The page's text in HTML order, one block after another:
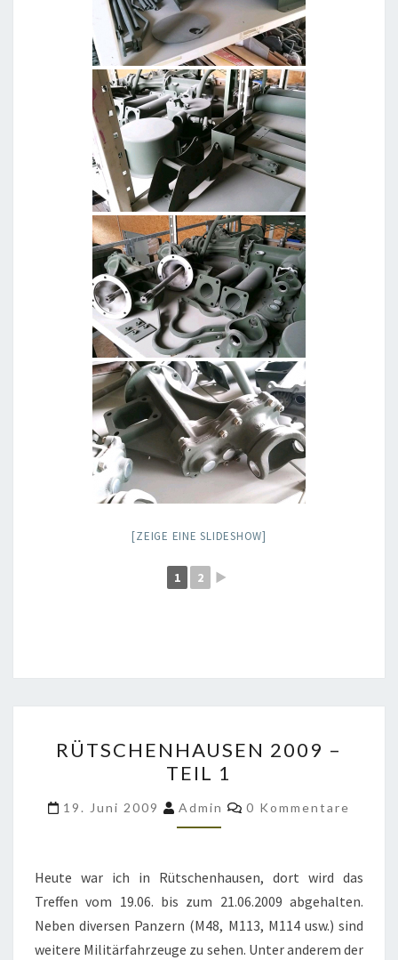
[ZEIGE EINE SLIDESHOW]
1 2 ►
2009
–
TEIL
1
RÜTSCHENHAUSEN 2009 –
TEIL 1
19. Juni 2009 Admin Kommentare
0 Kommentare
Heute war ich in Rütschenhausen, dort wird das
Treffen vom 19.06. bis zum 21.06.2009 abgehalten.
Neben diversen Panzern (M48, M113, M114 usw.) sind
weitere Militärfahrzeuge zu sehen. Unter anderem der